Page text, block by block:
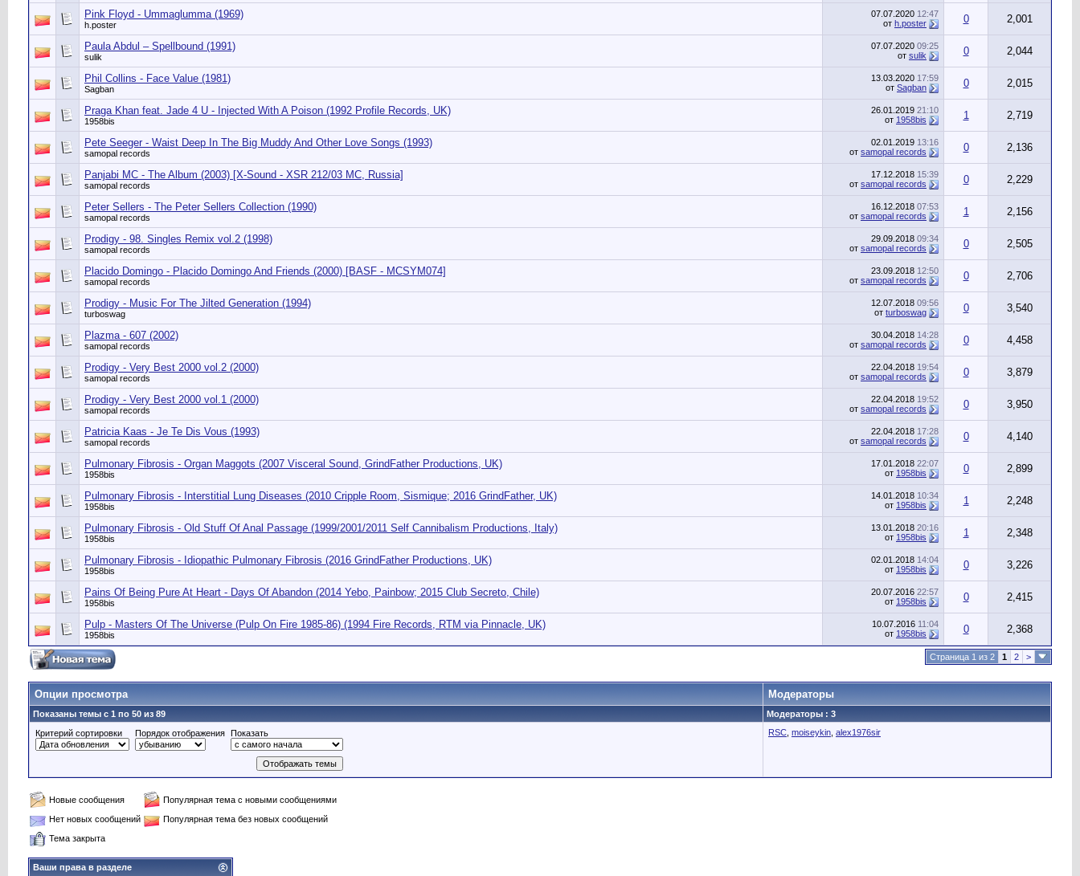
Pink Floyd - Ummaglumma (1969)
h.poster
07.07.2020 12:47
от h.poster 0 2,001
Paula Abdul ‎– Spellbound (1991)
sulik
07.07.2020 09:25
от sulik 0 2,044
Phil Collins - Face Value (1981)
Sagban
13.03.2020 17:59
от Sagban 0 2,015
Praga Khan feat. Jade 4 U - Injected With A Poison (1992 Profile Records, UK)
1958bis
26.01.2019 21:10
от 1958bis 1 2,719
Pete Seeger - Waist Deep In The Big Muddy And Other Love Songs (1993)
samopal records
02.01.2019 13:16
от samopal records 0 2,136
Panjabi MC - The Album (2003) [X-Sound - XSR 212/03 MC, Russia]
samopal records
17.12.2018 15:39
от samopal records 0 2,229
Peter Sellers - The Peter Sellers Collection (1990)
samopal records
16.12.2018 07:53
от samopal records 1 2,156
Prodigy - 98. Singles Remix vol.2 (1998)
samopal records
29.09.2018 09:34
от samopal records 0 2,505
Placido Domingo - Placido Domingo And Friends (2000) [BASF - MCSYM074]
samopal records
23.09.2018 12:50
от samopal records 0 2,706
Prodigy - Music For The Jilted Generation (1994)
turboswag
12.07.2018 09:56
от turboswag 0 3,540
Plazma - 607 (2002)
samopal records
30.04.2018 14:28
от samopal records 0 4,458
Prodigy - Very Best 2000 vol.2 (2000)
samopal records
22.04.2018 19:54
от samopal records 0 3,879
Prodigy - Very Best 2000 vol.1 (2000)
samopal records
22.04.2018 19:52
от samopal records 0 3,950
Patricia Kaas - Je Te Dis Vous (1993)
samopal records
22.04.2018 17:28
от samopal records 0 4,140
Pulmonary Fibrosis - Organ Maggots (2007 Visceral Sound, GrindFather Productions, UK)
1958bis
17.01.2018 22:07
от 1958bis 0 2,899
Pulmonary Fibrosis - Interstitial Lung Diseases (2010 Cripple Room, Sismique; 2016 GrindFather, UK)
1958bis
14.01.2018 10:34
от 1958bis 1 2,248
Pulmonary Fibrosis - Old Stuff Of Anal Passage (1999/2001/2011 Self Cannibalism Productions, Italy)
1958bis
13.01.2018 20:16
от 1958bis 1 2,348
Pulmonary Fibrosis - Idiopathic Pulmonary Fibrosis (2016 GrindFather Productions, UK)
1958bis
02.01.2018 14:04
от 1958bis 0 3,226
Pains Of Being Pure At Heart - Days Of Abandon (2014 Yebo, Painbow; 2015 Club Secreto, Chile)
1958bis
20.07.2016 22:57
от 1958bis 0 2,415
Pulp - Masters Of The Universe (Pulp On Fire 1985-86) (1994 Fire Records, RTM via Pinnacle, UK)
1958bis
10.07.2016 11:04
от 1958bis 0 2,368
Страница 1 из 2 1 2 >
Опции просмотра Модераторы
Показаны темы с 1 по 50 из 89
Модераторы : 3
Критерий сортировки
Порядок отображения Показать RSC moiseykin alex1976sir
Новые сообщения
Популярная тема с новыми сообщениями
Нет новых сообщений
Популярная тема без новых сообщений
Тема закрыта
Ваши права в разделе